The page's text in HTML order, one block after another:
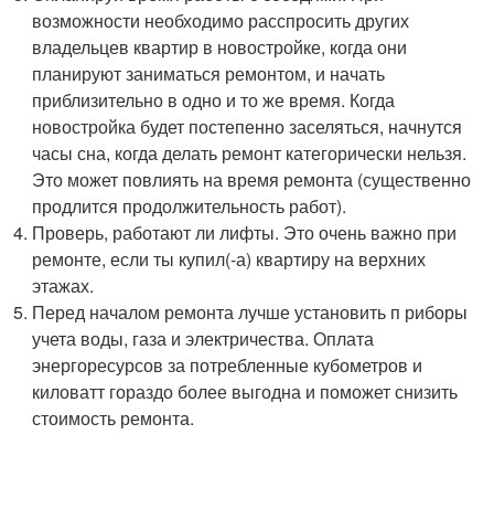
возможности необходимо расспросить других
владельцев квартир в новостройке, когда они
планируют заниматься ремонтом, и начать
приблизительно в одно и то же время. Когда
новостройка будет постепенно заселяться, начнутся
часы сна, когда делать ремонт категорически нельзя.
Это может повлиять на время ремонта (существенно
продлится продолжительность работ).
Проверь, работают ли лифты. Это очень важно при
ремонте, если ты купил(-а) квартиру на верхних
этажах.
Перед началом ремонта лучше установить п риборы
учета воды, газа и электричества. Оплата
энергоресурсов за потребленные кубометров и
киловатт гораздо более выгодна и поможет снизить
стоимость ремонта.